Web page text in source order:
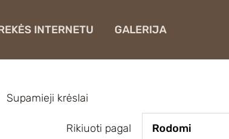
INTERNETU GALERIJA
Supamieji krėslai
Rikiuoti pagal